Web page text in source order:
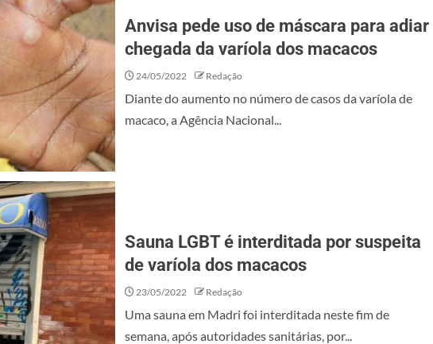
Anvisa pede uso de máscara para adiar
chegada da varíola dos macacos
24/05/2022 Redação
Diante do aumento no número de casos da varíola de
macaco, a Agência Nacional...
Sauna LGBT é interditada por suspeita
de varíola dos macacos
23/05/2022 Redação
Uma sauna em Madri foi interditada neste fim de
semana, após autoridades sanitárias, por...